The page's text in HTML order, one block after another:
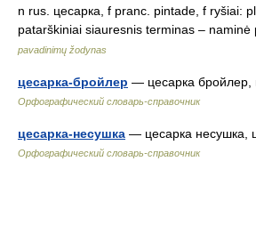
n rus. цесарка, f pranc. pintade, f ryšiai:
patarškiniai siauresnis terminas –
pavadinimų žodynas
цесарка-бройлер — цесарка
Орфографический словарь-справочник
цесарка-несушка — цесарка несушка,
Орфографический словарь-справочник